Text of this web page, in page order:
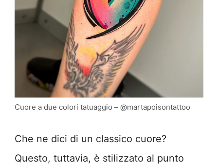
Cuore a due colori tatuaggio – @martapoisontattoo
Che ne dici di un classico cuore?
Questo, tuttavia, è stilizzato al punto